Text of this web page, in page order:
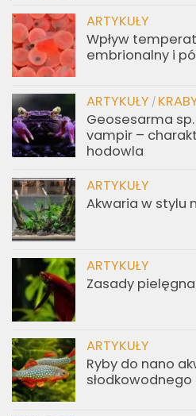
ARTYKUŁY
Wpływ
embrionalny i
ARTYKUŁY /
Geosesarma
vampir –
hodowla
ARTYKUŁY
Akwaria w stylu
ARTYKUŁY
Zasady
ARTYKUŁY
Ryby do nano
słodkowodnego